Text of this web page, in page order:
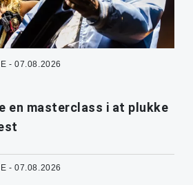
- 07.08.2026
en masterclass i at plukke
- 07.08.2026